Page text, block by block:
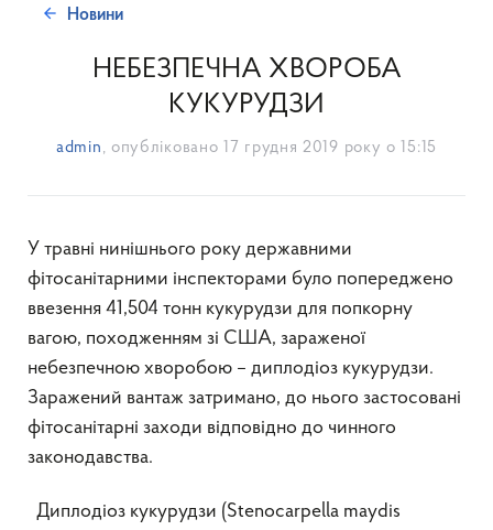
Новини
НЕБЕЗПЕЧНА ХВОРОБА
КУКУРУДЗИ
admin , опубліковано 17 грудня 2019 року о 15:15
У травні нинішнього року державними
фітосанітарними інспекторами було попереджено
ввезення 41,504 тонн кукурудзи для попкорну
вагою, походженням зі США, зараженої
небезпечною хворобою – диплодіоз кукурудзи.
Заражений вантаж затримано, до нього застосовані
фітосанітарні заходи відповідно до чинного
законодавства.
Диплодіоз кукурудзи (Stenocarpella maydis